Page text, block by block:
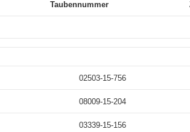
Taubennummer
02503-15-756
08009-15-204
03339-15-156